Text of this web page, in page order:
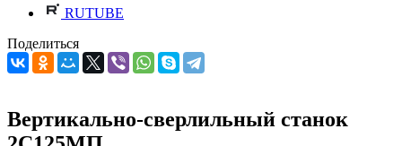
RUTUBE
Поделиться
Вертикально-сверлильный станок